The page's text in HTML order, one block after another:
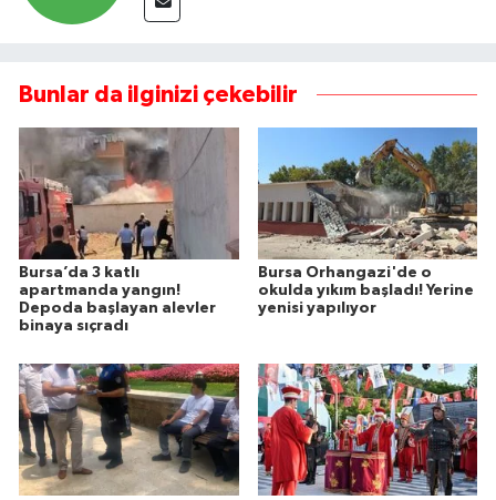
Bunlar da ilginizi çekebilir
Bursa’da 3 katlı
apartmanda yangın!
Depoda başlayan alevler
binaya sıçradı
Bursa Orhangazi'de o
okulda yıkım başladı! Yerine
yenisi yapılıyor